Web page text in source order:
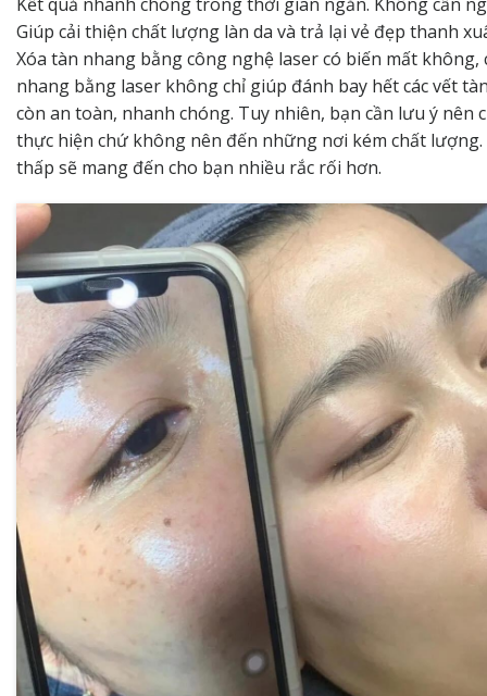
Giúp cải thiện chất lượng làn da và trả lại vẻ đẹp thanh
Xóa tàn nhang bằng công nghệ laser có biến mất không,
nhang bằng laser không chỉ giúp đánh bay hết các vết
còn an toàn, nhanh chóng. Tuy nhiên, bạn cần lưu ý nên
thực hiện chứ không nên đến những nơi kém chất
thấp sẽ mang đến cho bạn nhiều rắc rối hơn.